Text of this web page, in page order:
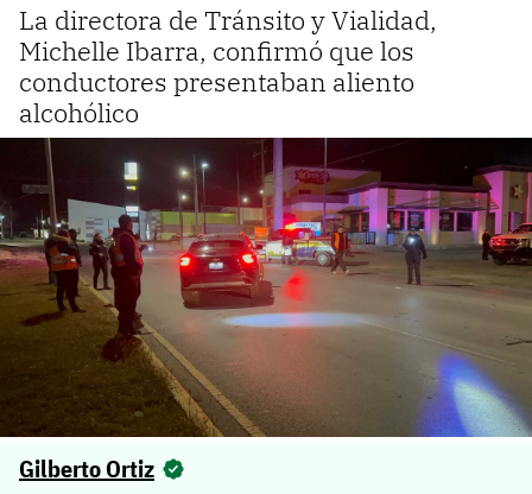
La directora de Tránsito y Vialidad,
Michelle Ibarra, confirmó que los
conductores presentaban aliento
alcohólico
Gilberto Ortiz